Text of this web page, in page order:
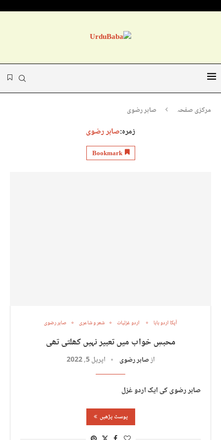
مرکزی صفحہ صابر رضوی
زمرہ:صابر رضوی
Bookmark
آپکا اردو بابا اردو غزلیات شعر و شاعری صابر رضوی
محبسِ خواب میں تعبیر نہیں کھلتی تھی
ازصابر رضوی اپریل 5, 2022
صابر رضوی کی ایک اردو غزل
پوسٹ پڑھیں